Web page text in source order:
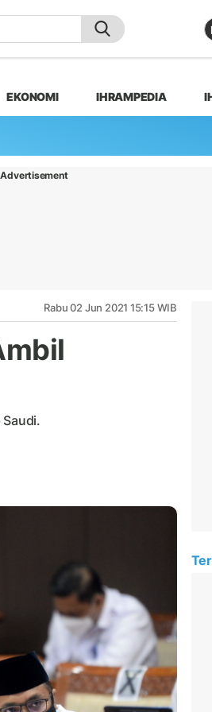
EKONOMI IHRAMPEDIA
Advertisement
Rabu 02 Jun 2021 15:15 WIB